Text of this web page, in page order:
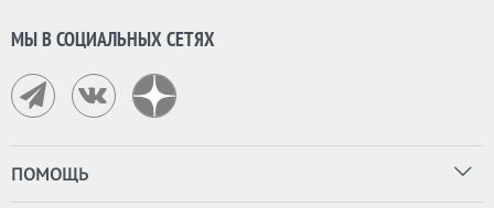
МЫ В СОЦИАЛЬНЫХ СЕТЯХ
ПОМОЩЬ